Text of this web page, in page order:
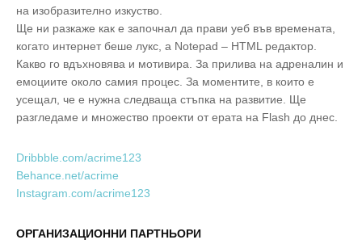
на изобразително изкуство.
Ще ни разкаже как е започнал да прави уеб във времената,
когато интернет беше лукс, а Notepad – HTML редактор.
Какво го вдъхновява и мотивира. За прилива на адреналин и
емоциите около самия процес. За моментите, в които е
усещал, че е нужна следваща стъпка на развитие. Ще
разгледаме и множество проекти от ерата на Flash до днес.
Dribbble.com/acrime123
Behance.net/acrime
Instagram.com/acrime123
ОРГАНИЗАЦИОННИ ПАРТНЬОРИ